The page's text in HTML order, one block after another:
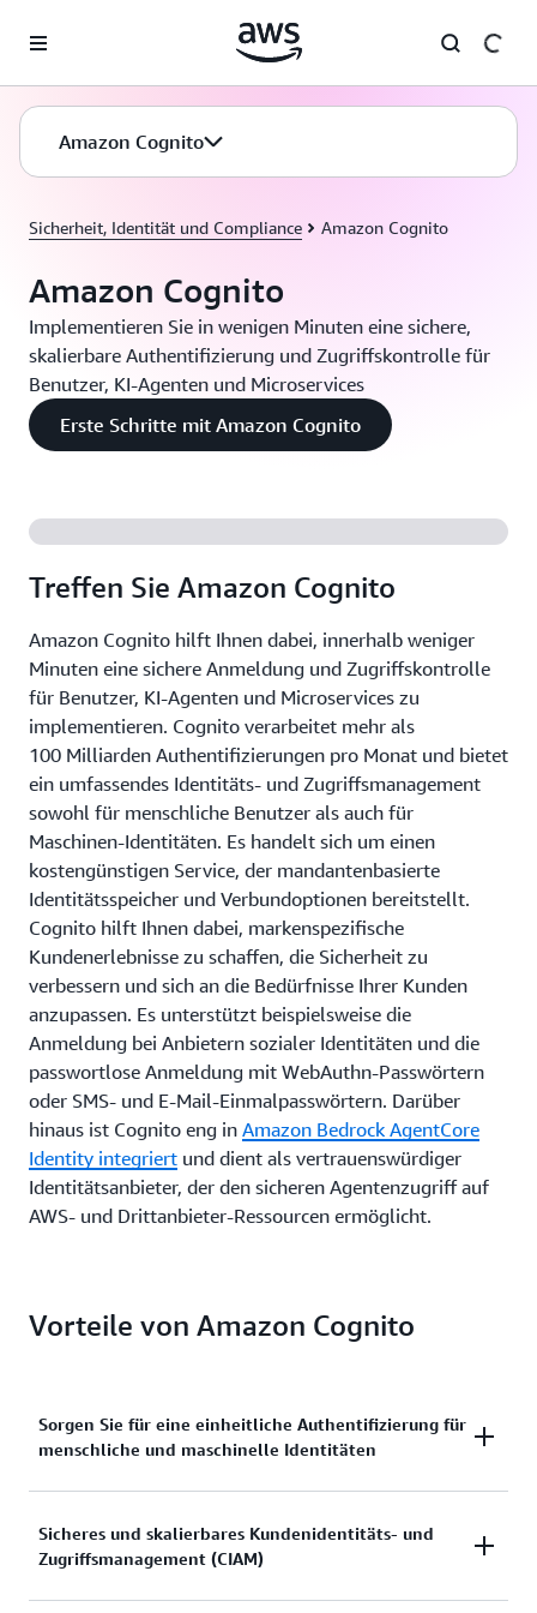
Überspringen zum Hauptinhalt
Amazon Cognito
Sicherheit, Identität und Compliance Amazon Cognito
Amazon Cognito
Implementieren Sie in wenigen Minuten eine sichere,
skalierbare Authentifizierung und Zugriffskontrolle für
Benutzer, KI-Agenten und Microservices
Erste Schritte mit Amazon Cognito
Treffen Sie Amazon Cognito
Amazon Cognito hilft Ihnen dabei, innerhalb weniger
Minuten eine sichere Anmeldung und Zugriffskontrolle
für Benutzer, KI-Agenten und Microservices zu
implementieren. Cognito verarbeitet mehr als
100 Milliarden Authentifizierungen pro Monat und bietet
ein umfassendes Identitäts- und Zugriffsmanagement
sowohl für menschliche Benutzer als auch für
Maschinen-Identitäten. Es handelt sich um einen
kostengünstigen Service, der mandantenbasierte
Identitätsspeicher und Verbundoptionen bereitstellt.
Cognito hilft Ihnen dabei, markenspezifische
Kundenerlebnisse zu schaffen, die Sicherheit zu
verbessern und sich an die Bedürfnisse Ihrer Kunden
anzupassen. Es unterstützt beispielsweise die
Anmeldung bei Anbietern sozialer Identitäten und die
passwortlose Anmeldung mit WebAuthn-Passwörtern
oder SMS- und E-Mail-Einmalpasswörtern. Darüber
hinaus ist Cognito eng in Amazon Bedrock AgentCore
Identity integriert und dient als vertrauenswürdiger
Identitätsanbieter, der den sicheren Agentenzugriff auf
AWS- und Drittanbieter-Ressourcen ermöglicht.
Vorteile von Amazon Cognito
Sorgen Sie für eine einheitliche Authentifizierung für
menschliche und maschinelle Identitäten
Beseitigt Identitätsfragmentierung, da Entwickler
die Benutzer- und Maschinenauthentifizierung über
Sicheres und skalierbares Kundenidentitäts- und
Zugriffsmanagement (CIAM)